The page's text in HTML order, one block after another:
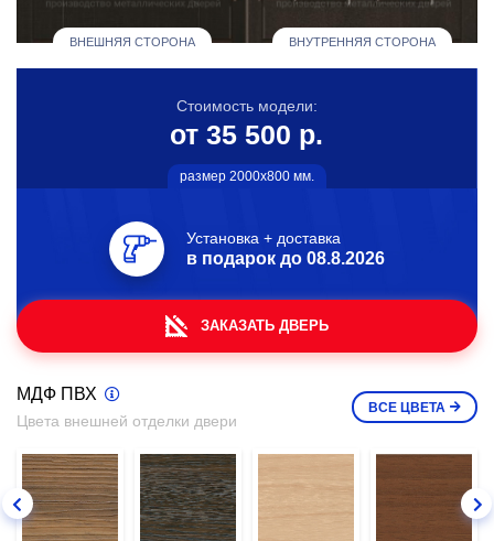
ВНЕШНЯЯ СТОРОНА ВНУТРЕННЯЯ СТОРОНА
Стоимость модели:
от 35 500 р.
размер 2000х800 мм.
Установка + доставка
в подарок до 08.8.2026
ЗАКАЗАТЬ ДВЕРЬ
МДФ ПВХ
Цвета внешней отделки двери
ВСЕ ЦВЕТА